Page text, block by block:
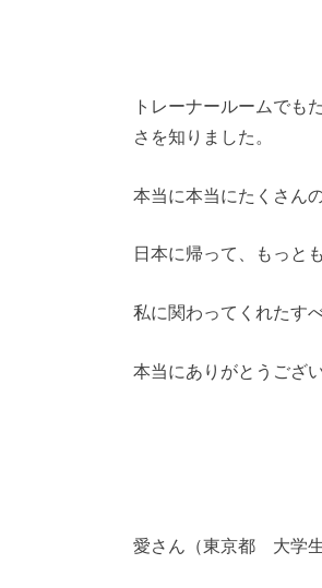
トレーナールームでも
さを知りました。
本当に本当にたくさん
日本に帰って、もっと
私に関わってくれたす
本当にありがとうござ
愛さん（東京都 大学生